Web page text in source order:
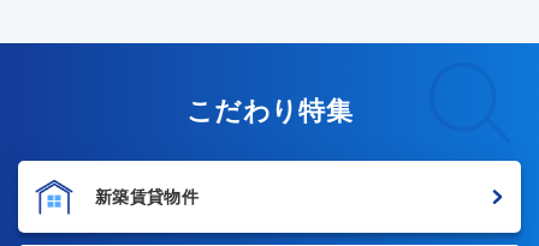
こだわり特集
新築賃貸物件